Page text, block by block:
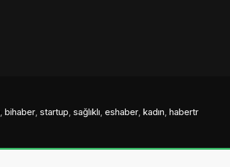
, bihaber, startup, sağlıklı, eshaber, kadın, habertr